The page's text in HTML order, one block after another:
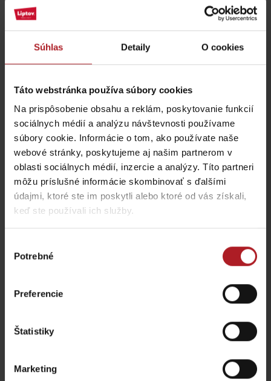
Súhlas Detaily O cookies
Táto webstránka používa súbory cookies
Na prispôsobenie obsahu a reklám, poskytovanie funkcií
sociálnych médií a analýzu návštevnosti používame
súbory cookie. Informácie o tom, ako používate naše
webové stránky, poskytujeme aj našim partnerom v
oblasti sociálnych médií, inzercie a analýzy. Títo partneri
môžu príslušné informácie skombinovať s ďalšími
údajmi, ktoré ste im poskytli alebo ktoré od vás získali,
keď ste používali ich služby.
súhlasu
Potrebné
Preferencie
Štatistiky
Marketing
Nezabudnite si prečítať aj ďalšie články
Lokálne dobroty, ktoré
musíte na Liptove
ochutnať
región Liptov
Chládok na Liptove
verzus rozpálený
panelák
región Liptov
si aj rodičia
monumentálne zvieratá
Liptovskom Mikuláši vás
prenesie do stredoveku
prechádzky na Liptove